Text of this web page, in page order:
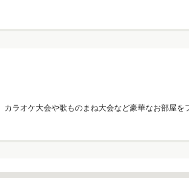
ラオケ大会や歌ものまね大会など豪華なお部屋を